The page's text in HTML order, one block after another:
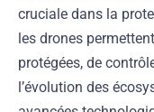
cruciale dans la
les drones
protégées, de
l’évolution des